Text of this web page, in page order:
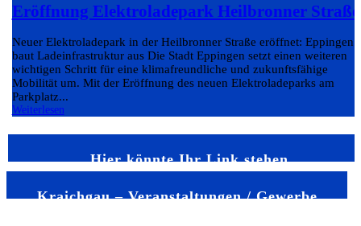
Eröffnung Elektroladepark Heilbronner Straße
Neuer Elektroladepark in der Heilbronner Straße eröffnet: Eppingen
baut Ladeinfrastruktur aus Die Stadt Eppingen setzt einen weiteren
wichtigen Schritt für eine klimafreundliche und zukunftsfähige
Mobilität um. Mit der Eröffnung des neuen Elektroladeparks am
Parkplatz...
Weiterlesen
Hier könnte Ihr Link stehen
Kraichgau – Veranstaltungen / Gewerbe